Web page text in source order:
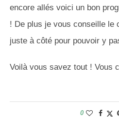
encore allés voici un bon
! De plus je vous conseille le
juste à côté pour pouvoir y
Voilà vous savez tout ! Vous
0